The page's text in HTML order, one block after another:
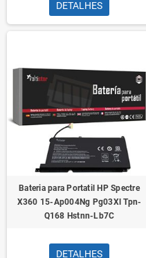
DETALHES
Bateria para Portatil HP Spectre
X360 15-Ap004Ng Pg03Xl Tpn-
Q168 Hstnn-Lb7C
DETALHES